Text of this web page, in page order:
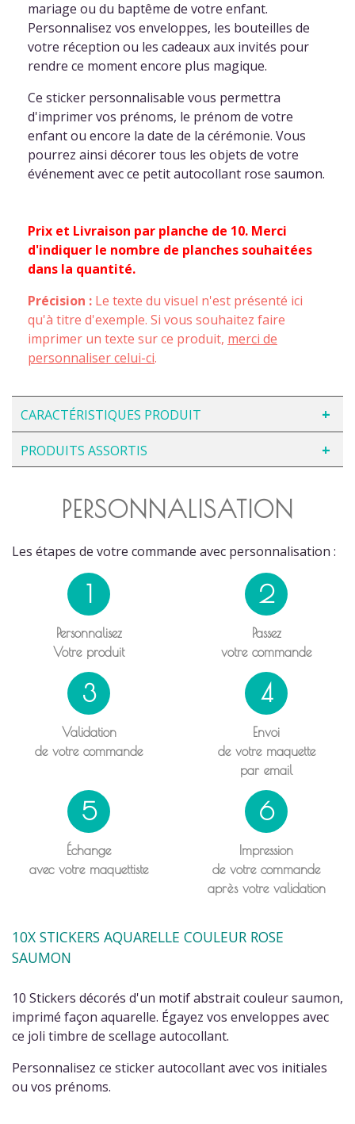
mariage ou du baptême de votre enfant.
Personnalisez vos enveloppes, les bouteilles de
votre réception ou les cadeaux aux invités pour
rendre ce moment encore plus magique.
Ce sticker personnalisable vous permettra
d'imprimer vos prénoms, le prénom de votre
enfant ou encore la date de la cérémonie. Vous
pourrez ainsi décorer tous les objets de votre
événement avec ce petit autocollant rose saumon.
Prix et Livraison par planche de 10. Merci
d'indiquer le nombre de planches souhaitées
dans la quantité.
Précision : Le texte du visuel n'est présenté ici
qu'à titre d'exemple. Si vous souhaitez faire
imprimer un texte sur ce produit, merci de
personnaliser celui-ci.
CARACTÉRISTIQUES PRODUIT
PRODUITS ASSORTIS
PERSONNALISATION
Les étapes de votre commande avec personnalisation :
1
Personnalisez
Votre produit
2
Passez
votre commande
3
Validation
de votre commande
4
Envoi
de votre maquette
par email
5
Échange
avec votre maquettiste
6
Impression
de votre commande
après votre validation
10X STICKERS AQUARELLE COULEUR ROSE
SAUMON
10 Stickers décorés d'un motif abstrait couleur saumon,
imprimé façon aquarelle. Égayez vos enveloppes avec
ce joli timbre de scellage autocollant.
Personnalisez ce sticker autocollant avec vos initiales
ou vos prénoms.